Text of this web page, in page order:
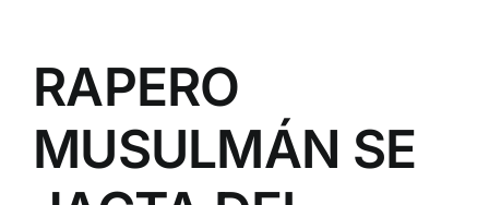
RAPERO
MUSULMÁN SE